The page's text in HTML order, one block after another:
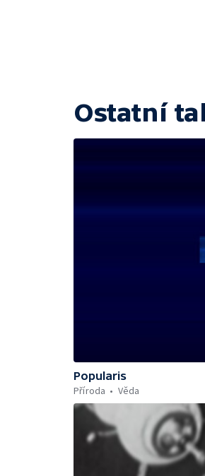
Ostatní
Popularis
Příroda
Věda